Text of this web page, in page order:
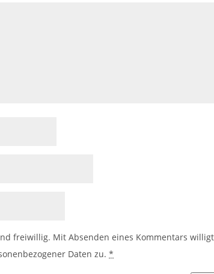
freiwillig. Mit Absenden eines Kommentars
Daten zu. *